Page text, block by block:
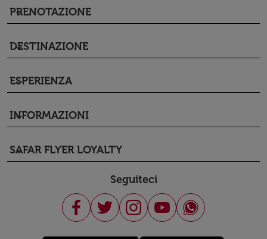
PRENOTAZIONE
keyboard_arrow_down
DESTINAZIONE
keyboard_arrow_down
ESPERIENZA
keyboard_arrow_down
INFORMAZIONI
keyboard_arrow_down
SAFAR FLYER LOYALTY
keyboard_arrow_down
Seguiteci